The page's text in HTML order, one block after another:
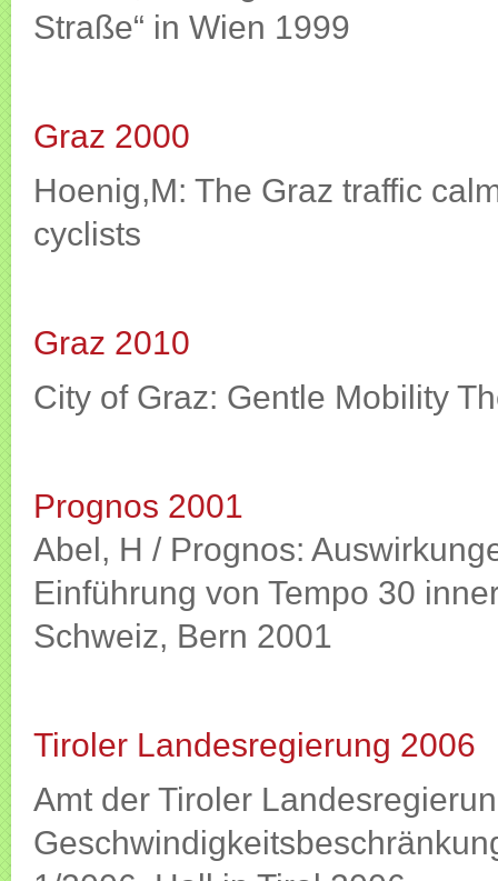
Straße“ in Wien 1999
Graz 2000
Hoenig,M: The Graz traffic
cyclists
Graz 2010
City of Graz: Gentle Mobility
Prognos 2001
Abel, H / Prognos:
Einführung von Tempo 30
Schweiz, Bern 2001
Tiroler Landesregierung 2006
Amt der Tiroler